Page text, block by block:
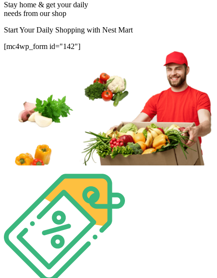
Stay home & get your daily
needs from our shop
Start Your Daily Shopping with Nest Mart
[mc4wp_form id="142"]